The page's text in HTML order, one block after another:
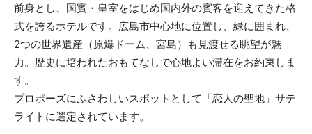
前身とし、国賓・皇室をはじめ国内外の賓客を迎えてきた格
式を誇るホテルです。広島市中心地に位置し、緑に囲まれ、
2つの世界遺産（原爆ドーム、宮島）も見渡せる眺望が魅
力。歴史に培われたおもてなしで心地よい滞在をお約束しま
す。
プロポーズにふさわしいスポットとして「恋人の聖地」サテ
ライトに選定されています。